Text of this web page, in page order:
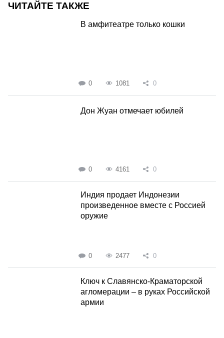
ЧИТАЙТЕ ТАКЖЕ
В амфитеатре только кошки
0 1081 0
Дон Жуан отмечает юбилей
0 4161 0
Индия продает Индонезии
произведенное вместе с Россией
оружие
0 2477 0
Ключ к Славянско-Краматорской
агломерации – в руках Российской
армии